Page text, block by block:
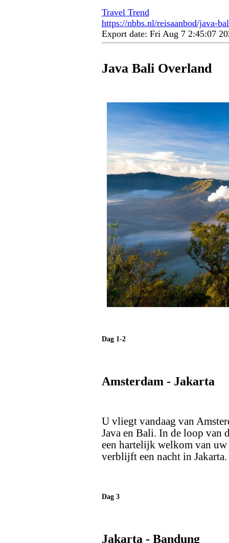
Travel Trend
https://nbbs.nl/reisaanbod/java-
Export date: Fri Aug 7 2:45:07
Java Bali Overland
Dag 1-2
Amsterdam - Jakarta
U vliegt vandaag van
Java en Bali. In de loop van
een hartelijk welkom van
verblijft een nacht in Jakarta.
Dag 3
Jakarta - Bandung